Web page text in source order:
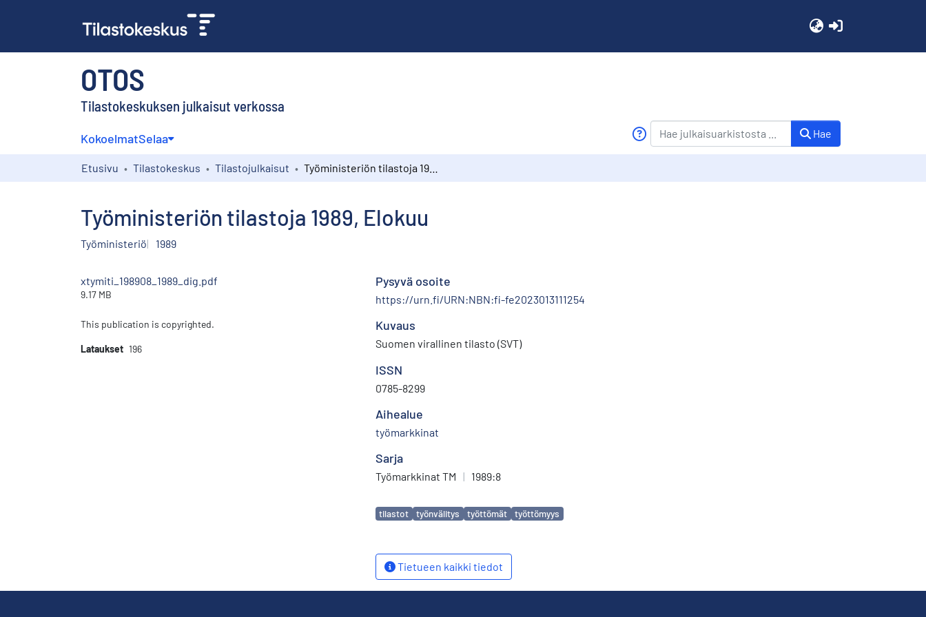
OTOS
Tilastokeskuksen julkaisut verkossa
KokoelmatSelaa Hae
Etusivu Tilastokeskus Tilastojulkaisut
Työministeriön tilastoja 1989, Elokuu
Työministeriö 1989
xtymiti_198908_1989_dig.pdf
9.17 MB
This publication is copyrighted.
Lataukset 196
Pysyvä osoite
https://urn.fi/URN:NBN:fi-fe2023013111254
Kuvaus
Suomen virallinen tilasto (SVT)
ISSN
0785-8299
Aihealue
työmarkkinat
Sarja
Työmarkkinat TM | 1989:8
Avainsanat
tilastot työnvälitys työttömät työttömyys
Tietueen kaikki tiedot